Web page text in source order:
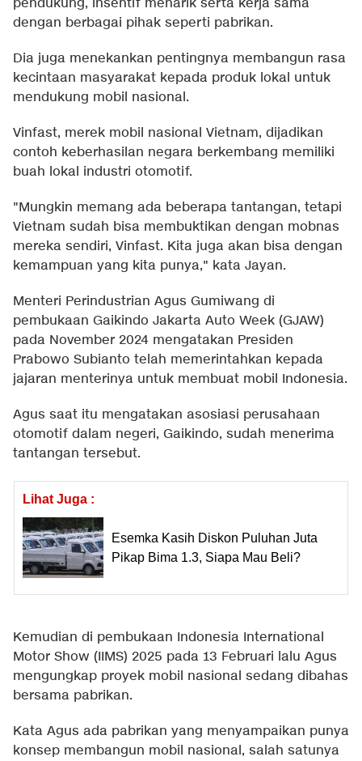
pendukung, insentif menarik serta kerja sama
dengan berbagai pihak seperti pabrikan.
Dia juga menekankan pentingnya membangun rasa
kecintaan masyarakat kepada produk lokal untuk
mendukung mobil nasional.
Vinfast, merek mobil nasional Vietnam, dijadikan
contoh keberhasilan negara berkembang memiliki
buah lokal industri otomotif.
"Mungkin memang ada beberapa tantangan, tetapi
Vietnam sudah bisa membuktikan dengan mobnas
mereka sendiri, Vinfast. Kita juga akan bisa dengan
kemampuan yang kita punya," kata Jayan.
Menteri Perindustrian Agus Gumiwang di
pembukaan Gaikindo Jakarta Auto Week (GJAW)
pada November 2024 mengatakan Presiden
Prabowo Subianto telah memerintahkan kepada
jajaran menterinya untuk membuat mobil Indonesia.
Agus saat itu mengatakan asosiasi perusahaan
otomotif dalam negeri, Gaikindo, sudah menerima
tantangan tersebut.
Lihat Juga :
Esemka Kasih Diskon Puluhan Juta
Pikap Bima 1.3, Siapa Mau Beli?
Kemudian di pembukaan Indonesia International
Motor Show (IIMS) 2025 pada 13 Februari lalu Agus
mengungkap proyek mobil nasional sedang dibahas
bersama pabrikan.
Kata Agus ada pabrikan yang menyampaikan punya
konsep membangun mobil nasional, salah satunya